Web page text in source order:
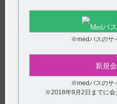
関連するQ&A
【ケアラム】 一包化に関
を伴う腫瘍浸潤を認める患
【ネオフィリン・注・注
は何年ですか？
※medパスのサ
新規
※medパスのサ
※2018年9月2日までに会